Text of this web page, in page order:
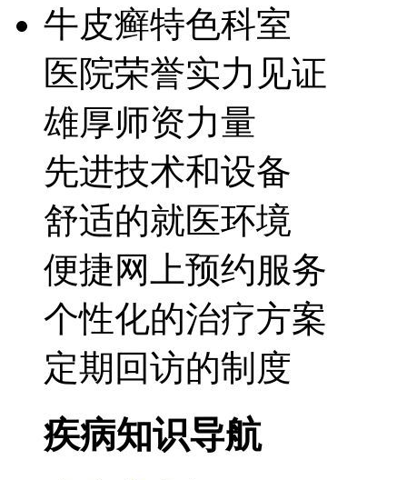
牛皮癣特色科室
医院荣誉实力见证
雄厚师资力量
先进技术和设备
舒适的就医环境
便捷网上预约服务
个性化的治疗方案
定期回访的制度
疾病知识导航